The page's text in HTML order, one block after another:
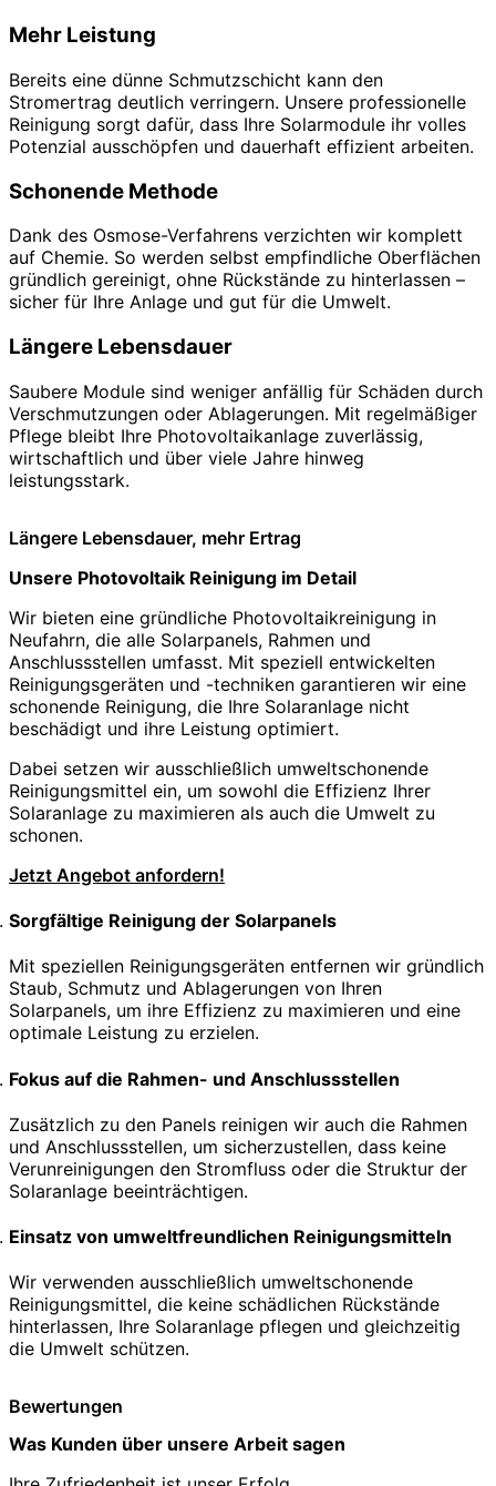
Mehr Leistung
Bereits eine dünne Schmutzschicht kann den
Stromertrag deutlich verringern. Unsere professionelle
Reinigung sorgt dafür, dass Ihre Solarmodule ihr volles
Potenzial ausschöpfen und dauerhaft effizient arbeiten.
Schonende Methode
Dank des Osmose-Verfahrens verzichten wir komplett
auf Chemie. So werden selbst empfindliche Oberflächen
gründlich gereinigt, ohne Rückstände zu hinterlassen –
sicher für Ihre Anlage und gut für die Umwelt.
Längere Lebensdauer
Saubere Module sind weniger anfällig für Schäden durch
Verschmutzungen oder Ablagerungen. Mit regelmäßiger
Pflege bleibt Ihre Photovoltaikanlage zuverlässig,
wirtschaftlich und über viele Jahre hinweg
leistungsstark.
Längere Lebensdauer, mehr Ertrag
Unsere Photovoltaik Reinigung im Detail
Wir bieten eine gründliche Photovoltaikreinigung in
Neufahrn, die alle Solarpanels, Rahmen und
Anschlussstellen umfasst. Mit speziell entwickelten
Reinigungsgeräten und -techniken garantieren wir eine
schonende Reinigung, die Ihre Solaranlage nicht
beschädigt und ihre Leistung optimiert.
Dabei setzen wir ausschließlich umweltschonende
Reinigungsmittel ein, um sowohl die Effizienz Ihrer
Solaranlage zu maximieren als auch die Umwelt zu
schonen.
Jetzt Angebot anfordern!
Sorgfältige Reinigung der Solarpanels
Mit speziellen Reinigungsgeräten entfernen wir gründlich
Staub, Schmutz und Ablagerungen von Ihren
Solarpanels, um ihre Effizienz zu maximieren und eine
optimale Leistung zu erzielen.
Fokus auf die Rahmen- und Anschlussstellen
Zusätzlich zu den Panels reinigen wir auch die Rahmen
und Anschlussstellen, um sicherzustellen, dass keine
Verunreinigungen den Stromfluss oder die Struktur der
Solaranlage beeinträchtigen.
Einsatz von umweltfreundlichen Reinigungsmitteln
Wir verwenden ausschließlich umweltschonende
Reinigungsmittel, die keine schädlichen Rückstände
hinterlassen, Ihre Solaranlage pflegen und gleichzeitig
die Umwelt schützen.
Bewertungen
Was Kunden über unsere Arbeit sagen